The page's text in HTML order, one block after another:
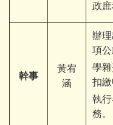
政庶
幹事
黃宥
涵
辦
項公
學
扣繳
執
務。